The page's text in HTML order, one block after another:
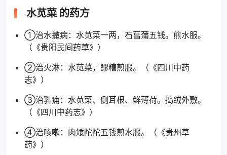
水苋菜 的药方
①治水撒病：水苋菜一两，石菖蒲五钱。煎水服。
（《贵阳民间药草》）
②治火淋：水苋菜，醪糟煎服。（《四川中药
志》）
③治乳痈：水苋菜、侧耳根、鲜薄荷。捣绒外敷。
（《四川中药志》）
④治咳嗽：肉矮陀陀五钱煎水服。（《贵州草
药》）